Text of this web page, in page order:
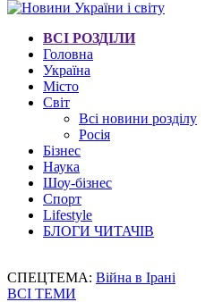
ВСІ РОЗДІЛИ
Головна
Україна
Місто
Світ
Всі новини розділу
Росія
Бізнес
Наука
Шоу-бізнес
Спорт
Lifestyle
БЛОГИ ЧИТАЧІВ
СПЕЦТЕМА: Війна в Ірані
ВСІ ТЕМИ